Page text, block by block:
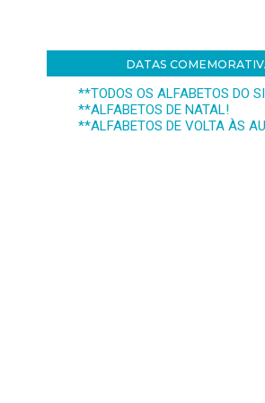
DATAS
**TODOS OS ALFABETOS DO
**ALFABETOS DE NATAL!
**ALFABETOS DE VOLTA ÀS